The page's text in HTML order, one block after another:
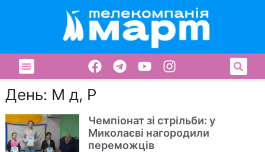
День: М д, Р
Чемпіонат зі стрільби: у
Миколаєві нагородили
переможців